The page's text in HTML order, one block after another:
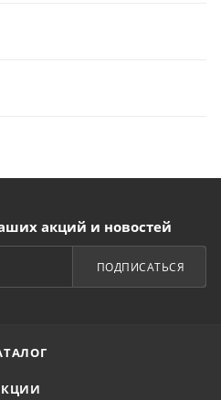
акций и новостей
ПОДПИСАТЬСЯ